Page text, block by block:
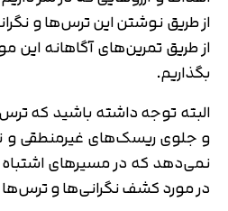
از طریق نوشتن این ترس‌ها و
از طریق تمرین‌های آگاهانه
بگذاریم.
البته توجه داشته باشید که
و جلوی ریسک‌های غیرمنطقی و
نمی‌دهد که در مسیرهای اشتباه
در مورد کشف نگرانی‌ها و